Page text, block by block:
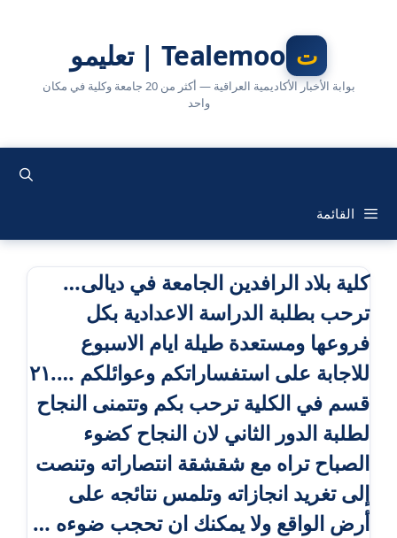
Tealemoo | تعليمو
بوابة الأخبار الأكاديمية العراقية — أكثر من 20 جامعة وكلية في مكان
واحد
القائمة
كلية بلاد الرافدين الجامعة في ديالى…
ترحب بطلبة الدراسة الاعدادية بكل
فروعها ومستعدة طيلة ايام الاسبوع
للاجابة على استفساراتكم وعوائلكم ….٢١
قسم في الكلية ترحب بكم وتتمنى النجاح
لطلبة الدور الثاني لان النجاح كضوء
الصباح تراه مع شقشقة انتصاراته وتنصت
إلى تغريد انجازاته وتلمس نتائجه على
أرض الواقع ولا يمكنك ان تحجب ضوءه …